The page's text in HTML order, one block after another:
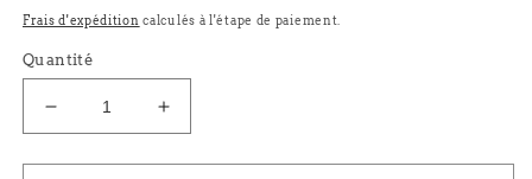
habituel
Frais d'expédition calculés à l'étape de paiement.
Quantité
Réduire
la
quantité
Augmenter
la
quantité